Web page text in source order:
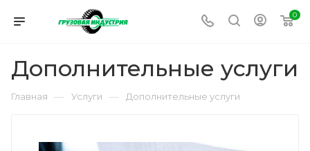
0
Дополнительные услуги
Главная — Услуги — Дополнительные услуги